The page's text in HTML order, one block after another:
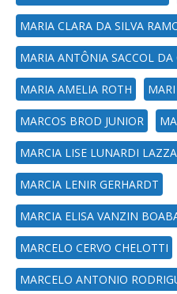
MARIA CLARA DA SILVA
MARIA ANTÔNIA SACCOL DA
MARIA AMELIA ROTH
MARCOS BROD JUNIOR
MARCIA LISE LUNARDI
MARCIA LENIR GERHARDT
MARCIA ELISA VANZIN
MARCELO CERVO CHELOTTI
MARCELO ANTONIO